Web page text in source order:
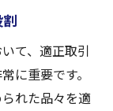
て、適正取引
に重要です。
れた品々を適